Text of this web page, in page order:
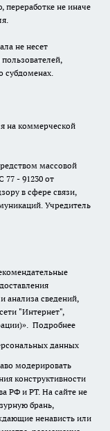
переработке не иначе
не несет
субдоменах.
на коммерческой
массовой
- 91230 от
в сфере связи,
Учредитель
анализа сведений,
"Интернет",
Подробнее
данных
модерировать
конструктивности
РФ и РТ. На сайте не
брань,
ненависть или